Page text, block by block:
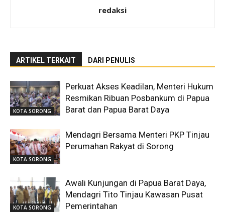
redaksi
ARTIKEL TERKAIT DARI PENULIS
KOTA SORONG
Perkuat Akses Keadilan, Menteri Hukum
Resmikan Ribuan Posbankum di Papua
Barat dan Papua Barat Daya
KOTA SORONG
Mendagri Bersama Menteri PKP Tinjau
Perumahan Rakyat di Sorong
KOTA SORONG
Awali Kunjungan di Papua Barat Daya,
Mendagri Tito Tinjau Kawasan Pusat
Pemerintahan